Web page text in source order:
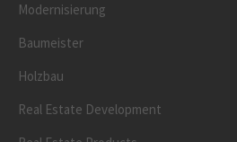
Modernisierung
Baumeister
Holzbau
Real Estate Development